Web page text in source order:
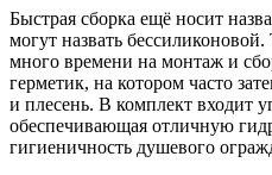
Быстрая сборка ещё носит
могут назвать
много времени на монтаж и
герметик, на котором часто
и плесень. В комплект входит
обеспечивающая отличную
гигиеничность душевого